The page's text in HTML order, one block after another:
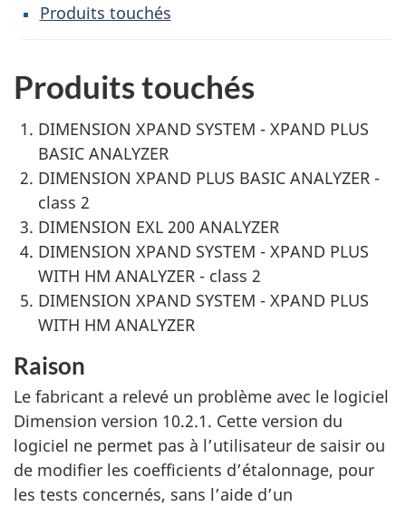
Produits touchés
Produits touchés
DIMENSION XPAND SYSTEM - XPAND PLUS
BASIC ANALYZER
DIMENSION XPAND PLUS BASIC ANALYZER -
class 2
DIMENSION EXL 200 ANALYZER
DIMENSION XPAND SYSTEM - XPAND PLUS
WITH HM ANALYZER - class 2
DIMENSION XPAND SYSTEM - XPAND PLUS
WITH HM ANALYZER
Raison
Le fabricant a relevé un problème avec le logiciel
Dimension version 10.2.1. Cette version du
logiciel ne permet pas à l’utilisateur de saisir ou
de modifier les coefficients d’étalonnage, pour
les tests concernés, sans l’aide d’un